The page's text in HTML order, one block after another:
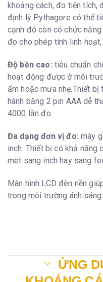
khoảng cách, đo tiện tích,
định lý Pythagore có thể
cạnh đó còn có chức
đo cho phép tính linh hoạt,
Độ bền cao: tiêu chuẩn
hoạt động được ở môi
ẩm hoặc mưa nhẹ.Thiết
hành bằng 2 pin AAA dễ
4000 lần đo.
Đa dạng đơn vị đo: máy
inch. Thiết bị có khả năng
met sang inch hay sang
Màn hình LCD đèn nền
trong môi trường ánh sáng
ỨNG